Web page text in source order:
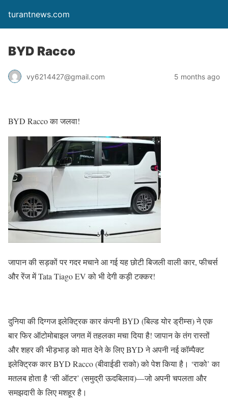
turantnews.com
BYD Racco
vy6214427@gmail.com 5 months ago
BYD Racco का जलवा!
जापान की सड़कों पर गदर मचाने आ गई यह छोटी बिजली वाली कार, फीचर्स
और रेंज में Tata Tiago EV को भी देगी कड़ी टक्कर!
दुनिया की दिग्गज इलेक्ट्रिक कार कंपनी BYD (बिल्ड योर ड्रीम्स) ने एक
बार फिर ऑटोमोबाइल जगत में तहलका मचा दिया है! जापान के तंग रास्तों
और शहर की भीड़भाड़ को मात देने के लिए BYD ने अपनी नई कॉम्पैक्ट
इलेक्ट्रिक कार BYD Racco (बीवाईडी राको) को पेश किया है। ‘राको’ का
मतलब होता है ‘सी ऑटर’ (समुद्री ऊदबिलाव)—जो अपनी चपलता और
समझदारी के लिए मशहूर है।